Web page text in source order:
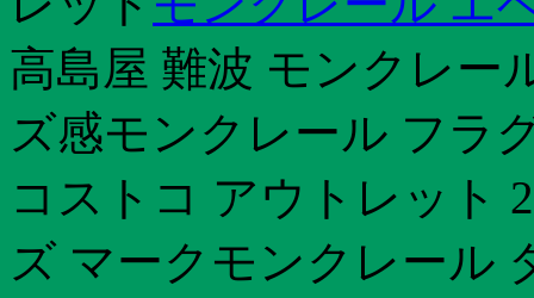
高島屋 難波 モンクレー
ズ感モンクレール フラ
コストコ アウトレット
ズ マークモンクレール